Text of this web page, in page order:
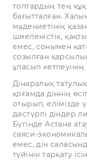
топтардың тең
бағытталған.
мəдениетінің
шиеленістік,
емес, сонымен
созылған
ұласып
Дінаралық
қоғамда діннің
отырып,
дәстүрлі діндер
Бүгінде Астана
саяси-
емес, дін
түйінін тарқату